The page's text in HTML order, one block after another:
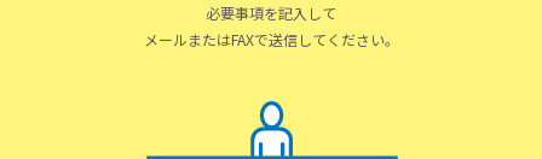
必要事項を記入して
メールまたはFAXで送信してください。